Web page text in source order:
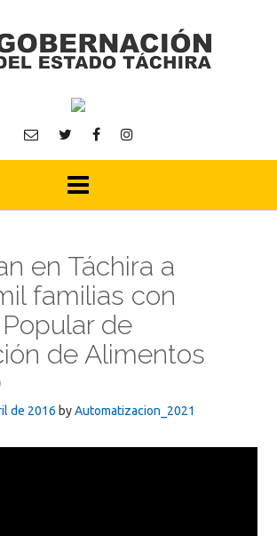
en Táchira a
familias con
de
de Alimentos
de 2016 byAutomatizacion_2021